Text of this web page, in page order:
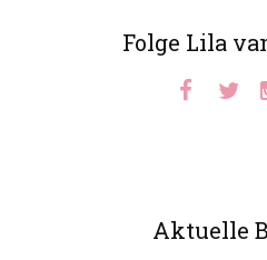
Folge Lila
Aktuelle